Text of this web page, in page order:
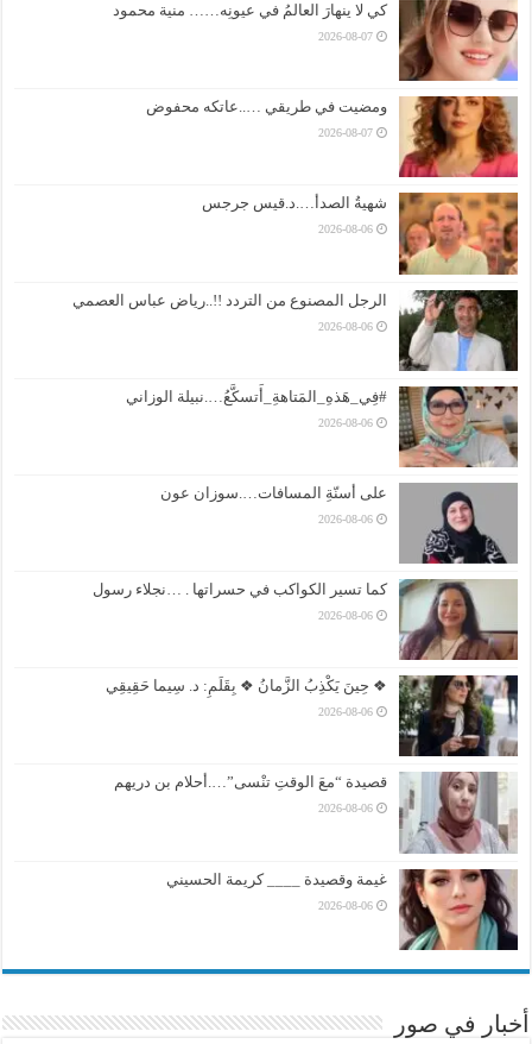
كي لا ينهارَ العالمُ في عيونِه…… منية محمود
2026-08-07
ومضيت في طريقي …..عاتكه محفوض
2026-08-07
شهيةُ الصدأ….د.قيس جرجس
2026-08-06
الرجل المصنوع من التردد !!..رياض عباس العصمي
2026-08-06
#فِي_هَذهِ_المَتاهةِ_أَتسكَّعُ….نبيلة الوزاني
2026-08-06
على أسنّةِ المسافات….سوزان عون
2026-08-06
كما تسير الكواكب في حسراتها . …نجلاء رسول
2026-08-06
❖ حِينَ يَكْذِبُ الزَّمانُ ❖ بِقَلَمِ: د. سِيما حَقِيقِي
2026-08-06
قصيدة “معَ الوقتِ تنْسى”….أحلام بن دريهم
2026-08-06
غيمة وقصيدة ____ كريمة الحسيني
2026-08-06
أخبار في صور